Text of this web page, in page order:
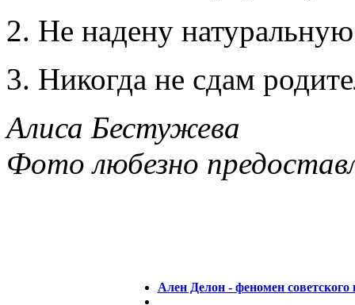
2. Не надену
3. Никогда не сдам
Алиса Бестужева
Фото любезно
Ален Делон - феномен советского